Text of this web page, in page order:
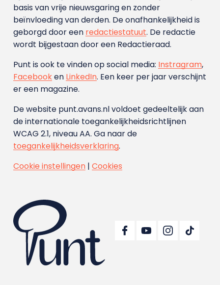
basis van vrije nieuwsgaring en zonder
beïnvloeding van derden. De onafhankelijkheid is
geborgd door een redactiestatuut. De redactie
wordt bijgestaan door een Redactieraad.
Punt is ook te vinden op social media: Instragram,
Facebooken LinkedIn. Een keer per jaar verschijnt
er een magazine.
De website punt.avans.nl voldoet gedeeltelijk aan
de internationale toegankelijkheidsrichtlijnen
WCAG 2.1, niveau AA. Ga naar de
toegankelijkheidsverklaring.
Cookie instellingen| Cookies